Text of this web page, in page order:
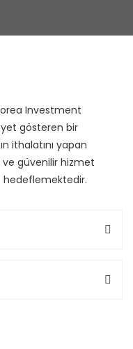
Investment
gösteren bir
ithalatını yapan
ve güvenilir hizmet
hedeflemektedir.